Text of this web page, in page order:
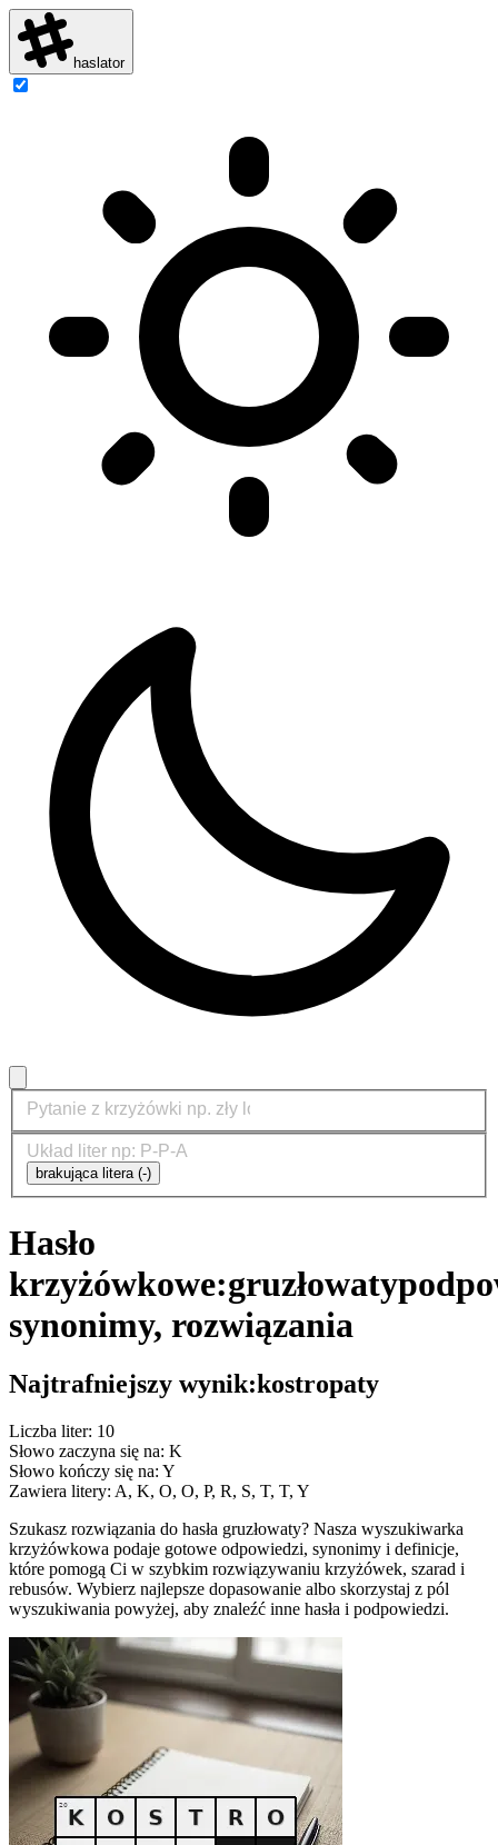
haslator
brakująca litera (-)
Hasło
krzyżówkowe:gruzłowaty
synonimy, rozwiązania
Najtrafniejszy wynik:kostropaty
Liczba liter: 10
Słowo zaczyna się na: K
Słowo kończy się na: Y
Zawiera litery: A, K, O, O, P, R, S, T, T, Y
Szukasz rozwiązania do hasła gruzłowaty? Nasza wyszukiwarka
krzyżówkowa podaje gotowe odpowiedzi, synonimy i definicje,
które pomogą Ci w szybkim rozwiązywaniu krzyżówek, szarad i
rebusów. Wybierz najlepsze dopasowanie albo skorzystaj z pól
wyszukiwania powyżej, aby znaleźć inne hasła i podpowiedzi.